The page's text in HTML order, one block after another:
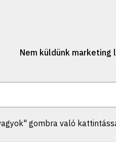
Nem küldünk
gombra való